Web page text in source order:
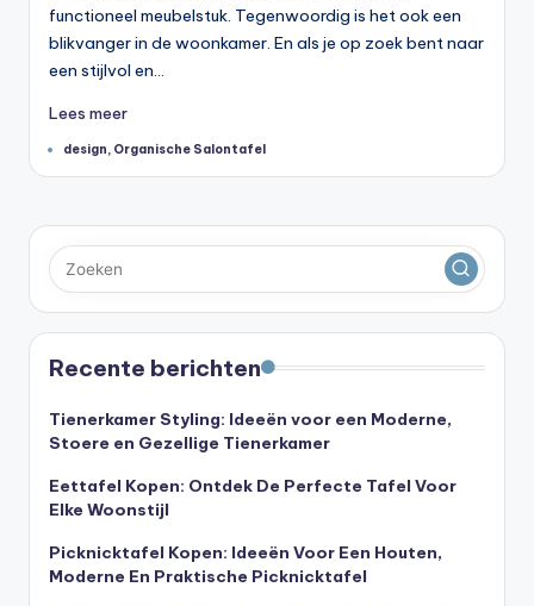
functioneel meubelstuk. Tegenwoordig is het ook een
blikvanger in de woonkamer. En als je op zoek bent naar
een stijlvol en…
Lees meer
Tags:design Organische Salontafel
Recente berichten
Tienerkamer Styling: Ideeën voor een Moderne,
Stoere en Gezellige Tienerkamer
Eettafel Kopen: Ontdek De Perfecte Tafel Voor
Elke Woonstijl
Picknicktafel Kopen: Ideeën Voor Een Houten,
Moderne En Praktische Picknicktafel